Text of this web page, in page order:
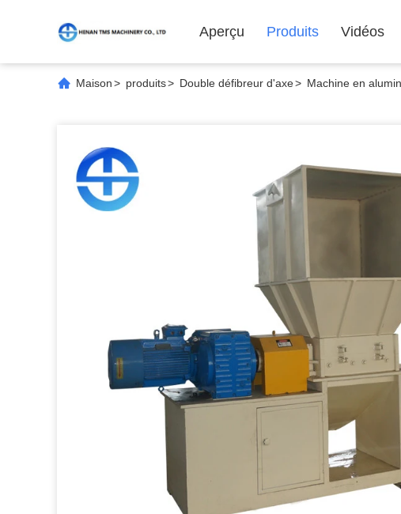
Aperçu Produits Vidéos
Maison> produits> Double défibreur d'axe> Machine en